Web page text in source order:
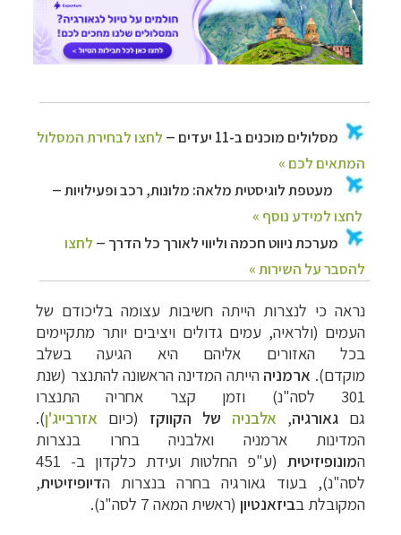
נראה כי לנצרות הייתה חשיבות עצומה בליכודם של
העמים (ולראיה, עמים גדולים ויציבים יותר מתקיימים
בכל האזורים אליהם היא הגיעה בשלב
מוקדם). ארמניההייתה המדינה הראשונה להתנצר (שנת
301 לסה"נ) וזמן קצר אחריה התנצרו
גם גאורגיה, אלבניה של הקווקז (כיום אזרבייג'ן).
המדינות ארמניה ואלבניה בחרו בנצרות
המונופיזיטית(ע"פ החלטות ועידת
כלקדון ב- 451
לסה"נ), בעוד גאורגיה בחרה בנצרות הדיופיזיטית,
המקובלת בביזאנטיון (ראשית המאה 7 לסה"נ).